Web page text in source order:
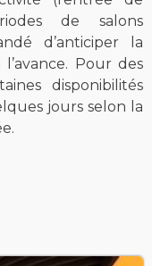
de salons
d’anticiper la
Pour des
disponibilités
jours selon la